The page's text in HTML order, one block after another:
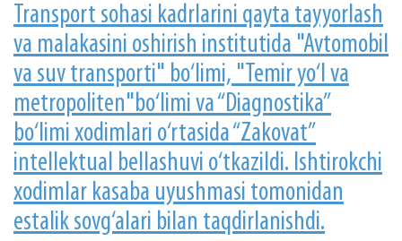
Transport sohasi kadrlarini qayta tayyorlash
va malakasini oshirish institutida "Avtomobil
va suv transporti" bo‘limi, "Temir yo‘l va
metropoliten"bo‘limi va “Diagnostika”
bo‘limi xodimlari o‘rtasida “Zakovat”
intellektual bellashuvi o‘tkazildi. Ishtirokchi
xodimlar kasaba uyushmasi tomonidan
estalik sovg‘alari bilan taqdirlanishdi.